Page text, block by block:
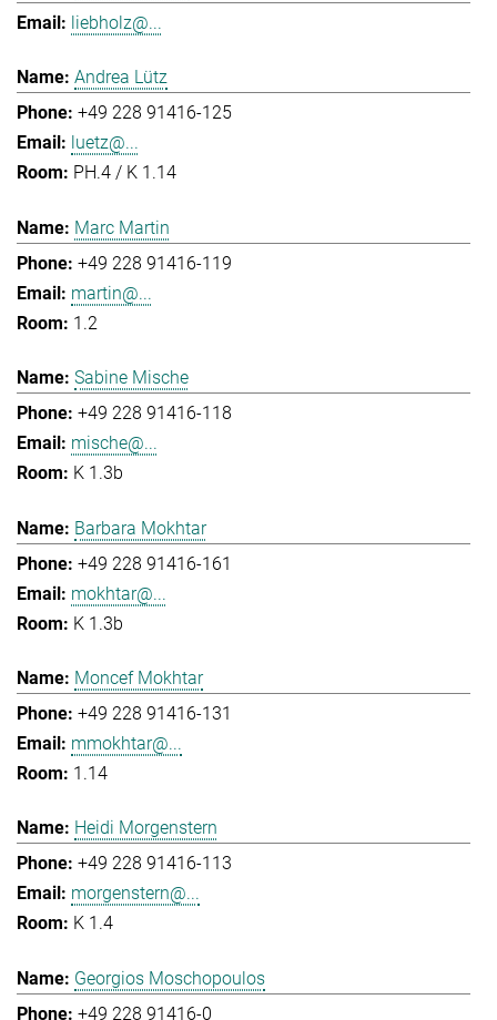
liebholz@...
Andrea Lütz
+49 228 91416-125
luetz@...
PH.4 / K 1.14
Marc Martin
+49 228 91416-119
martin@...
1.2
Sabine Mische
+49 228 91416-118
mische@...
K 1.3b
Barbara Mokhtar
+49 228 91416-161
mokhtar@...
K 1.3b
Moncef Mokhtar
+49 228 91416-131
mmokhtar@...
1.14
Heidi Morgenstern
+49 228 91416-113
morgenstern@...
K 1.4
Georgios Moschopoulos
+49 228 91416-0